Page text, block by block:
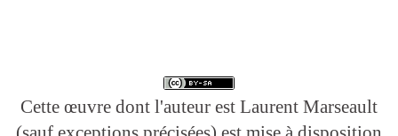
Cette œuvre dont l'auteur est Laurent Marseault